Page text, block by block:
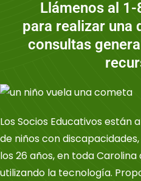
Llámenos al
para realizar una
consultas
Los Socios Educativos están
de niños con
los 26 años, en toda
utilizando la tecnología.